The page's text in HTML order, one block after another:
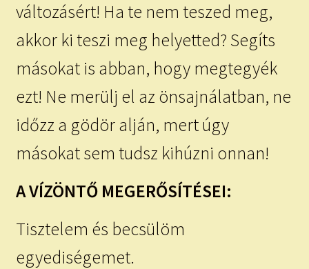
változásért! Ha te nem teszed meg,
akkor ki teszi meg helyetted? Segíts
másokat is abban, hogy megtegyék
ezt! Ne merülj el az önsajnálatban, ne
időzz a gödör alján, mert úgy
másokat sem tudsz kihúzni onnan!
A VÍZÖNTŐ MEGERŐSÍTÉSEI:
Tisztelem és becsülöm
egyediségemet.